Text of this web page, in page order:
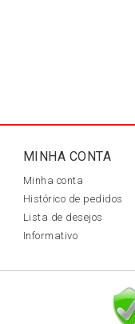
MINHA CONTA
Minha conta
Histórico de pedidos
Lista de desejos
Informativo